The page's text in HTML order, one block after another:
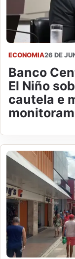
ECONOMIA26 DE
Banco
El Niño
cautela e